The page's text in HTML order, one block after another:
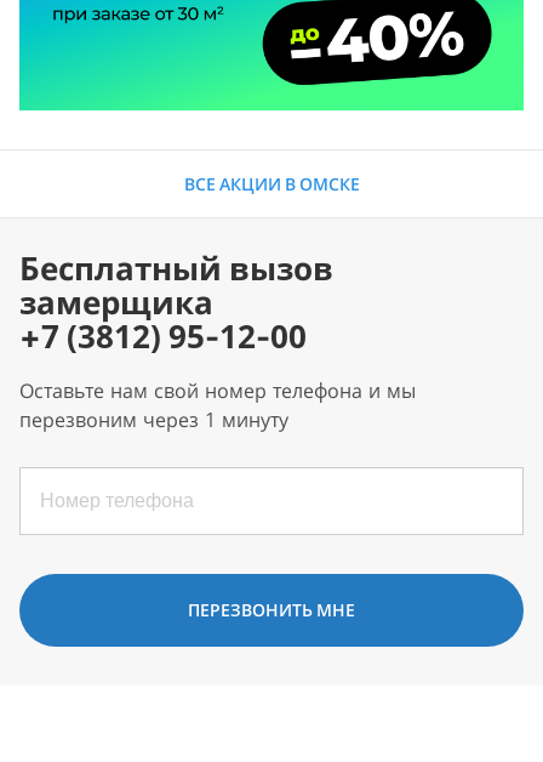
ВСЕ АКЦИИ В ОМСКЕ
Бесплатный вызов
замерщика
+7 (3812) 95-12-00
Оставьте нам свой номер телефона и мы
перезвоним через 1 минуту
ПЕРЕЗВОНИТЬ МНЕ